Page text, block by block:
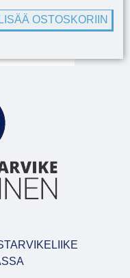
LISÄÄ OSTOSKORIIN